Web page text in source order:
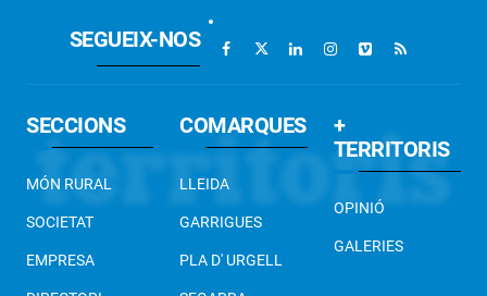
SEGUEIX-NOS
SECCIONS
MÓN RURAL
SOCIETAT
EMPRESA
COMARQUES
LLEIDA
GARRIGUES
PLA D' URGELL
+
TERRITORIS
OPINIÓ
GALERIES